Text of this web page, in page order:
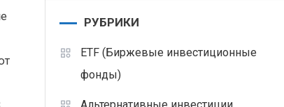
РУБРИКИ
ETF (Биржевые инвестиционные
фонды)